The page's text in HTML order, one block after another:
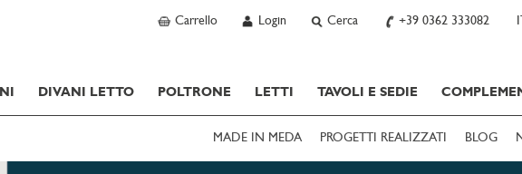
Carrello Login Cerca +39 0362 333082
DIVANI LETTO POLTRONE LETTI TAVOLI E SEDIE
MADE IN MEDA PROGETTI REALIZZATI BLOG